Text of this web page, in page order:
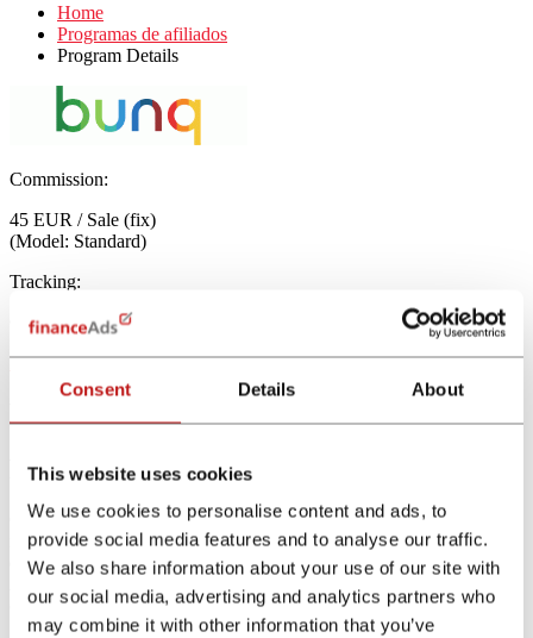
Consent Details About
This website uses cookies
We use cookies to personalise content and ads, to
provide social media features and to analyse our traffic.
We also share information about your use of our site with
our social media, advertising and analytics partners who
may combine it with other information that you’ve
Home
Programas de afiliados
Program Details
Commission:
45 EUR / Sale (fix)
(Model: Standard)
Tracking:
Cookie Tracking - 30 days
Regístrate ahora gratis
Programa de afiliados Bunq financeAds
Con el programa de afiliados Bunq, podrás promocionar un
neobanco que le ofrece a los usuarios cuentas para gestionar tu
dinero de forma segura con condiciones adatadas a sus necesidades.
Además, puede realizar transferencias y pagar sin comisiones
otorgándote un IBAN Español.